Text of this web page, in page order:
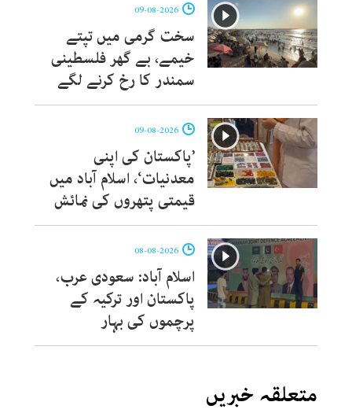
سخت گرمی میں تپتے
خیمے، بے گھر فلسطینی
سمندر کا رخ کرنے لگے
’پاکستان کی اپنی
معدنیات‘، اسلام آباد میں
قیمتی پتھروں کی نمائش
اسلام آباد: سعودی عرب،
پاکستان اور ترکیہ کے
پرچموں کی بہار
متعلقہ خبریں